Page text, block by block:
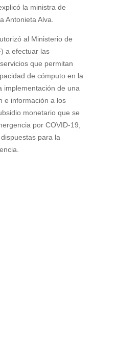
la ministra de
Antonieta Alva.
al Ministerio de
a efectuar las
que permitan
de cómputo en la
implementación de una
e información a los
monetario que se
por COVID-19,
para la